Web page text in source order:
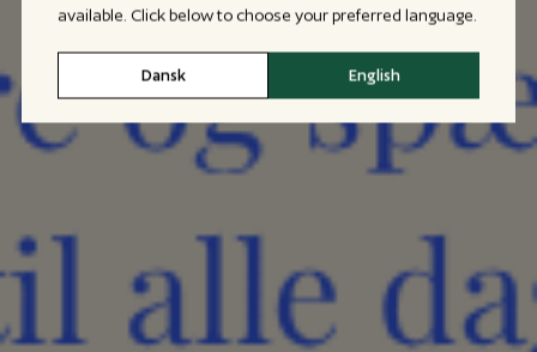
available. Click below to choose your preferred language.
Dansk English